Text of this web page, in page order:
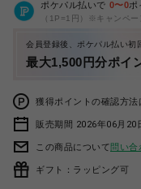
ポケパル払いで 0〜0ポ
（1P=1円）※キャンペー
会員登録後、ポケパル払い初
最大1,500円分ポイ
獲得ポイントの確認方法
販売期間 2026年06月20
この商品について問い合
ギフト：ラッピング可